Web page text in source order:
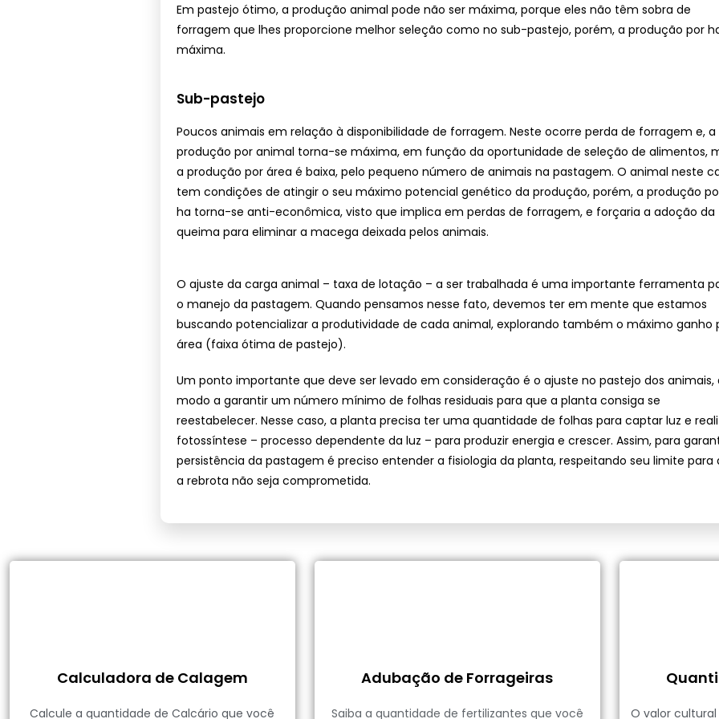
Em pastejo ótimo, a produção animal pode não ser máxima, porque eles não têm sobra de
forragem que lhes proporcione melhor seleção como no sub-pastejo, porém, a produção por
máxima.
Sub-pastejo
Poucos animais em relação à disponibilidade de forragem. Neste ocorre perda de forragem e, a
produção por animal torna-se máxima, em função da oportunidade de seleção de alimentos,
a produção por área é baixa, pelo pequeno número de animais na pastagem. O animal neste
tem condições de atingir o seu máximo potencial genético da produção, porém, a produção
ha torna-se anti-econômica, visto que implica em perdas de forragem, e forçaria a adoção da
queima para eliminar a macega deixada pelos animais.
O ajuste da carga animal – taxa de lotação – a ser trabalhada é uma importante ferramenta
o manejo da pastagem. Quando pensamos nesse fato, devemos ter em mente que estamos
buscando potencializar a produtividade de cada animal, explorando também o máximo ganho
área (faixa ótima de pastejo).
Um ponto importante que deve ser levado em consideração é o ajuste no pastejo dos animais,
modo a garantir um número mínimo de folhas residuais para que a planta consiga se
reestabelecer. Nesse caso, a planta precisa ter uma quantidade de folhas para captar luz e
fotossíntese – processo dependente da luz – para produzir energia e crescer. Assim, para
persistência da pastagem é preciso entender a fisiologia da planta, respeitando seu limite para
a rebrota não seja comprometida.
Calculadora de Calagem
Calcule a quantidade de Calcário que você
Adubação de Forrageiras
Saiba a quantidade de fertilizantes que você O valor